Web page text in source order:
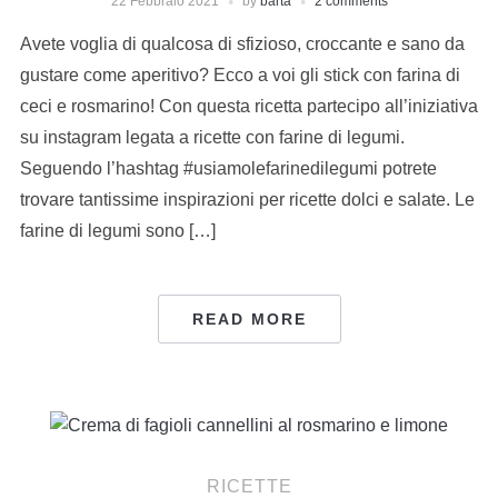
Avete voglia di qualcosa di sfizioso, croccante e sano da
gustare come aperitivo? Ecco a voi gli stick con farina di
ceci e rosmarino! Con questa ricetta partecipo all’iniziativa
su instagram legata a ricette con farine di legumi.
Seguendo l’hashtag #usiamolefarinedilegumi potrete
trovare tantissime inspirazioni per ricette dolci e salate. Le
farine di legumi sono […]
READ MORE
RICETTE